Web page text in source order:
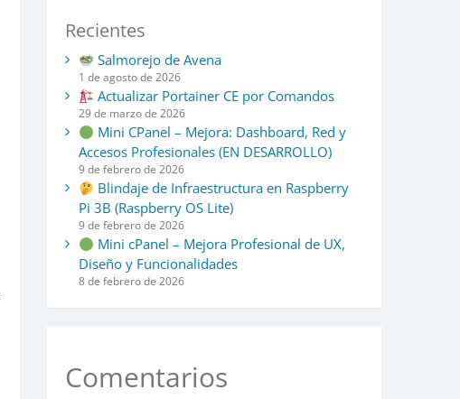
Recientes
Salmorejo de Avena
1 de agosto de 2026
Actualizar Portainer CE por Comandos
29 de marzo de 2026
Mini CPanel – Mejora: Dashboard, Red y
Accesos Profesionales (EN DESARROLLO)
9 de febrero de 2026
Blindaje de Infraestructura en Raspberry
Pi 3B (Raspberry OS Lite)
9 de febrero de 2026
Mini cPanel – Mejora Profesional de UX,
Diseño y Funcionalidades
8 de febrero de 2026
Comentarios